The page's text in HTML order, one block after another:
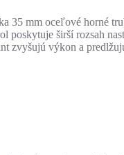
35 mm oceľové horné
poskytuje širší rozsah
zvyšujú výkon a